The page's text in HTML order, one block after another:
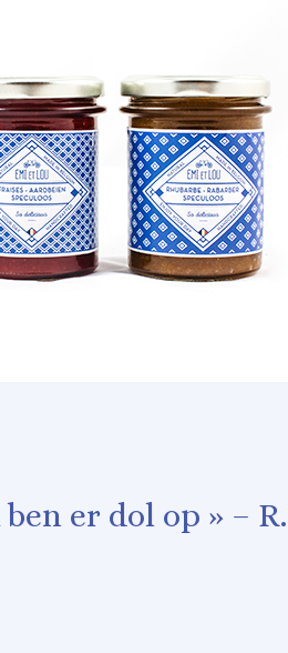
er dol op » – R.